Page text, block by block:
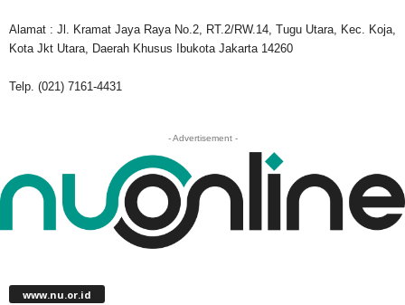
Alamat : Jl. Kramat Jaya Raya No.2, RT.2/RW.14, Tugu Utara, Kec. Koja,
Kota Jkt Utara, Daerah Khusus Ibukota Jakarta 14260
Telp. (021) 7161-4431
- Advertisement -
www.nu.or.id